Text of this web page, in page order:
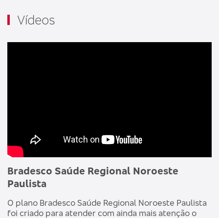
Vídeos
Bradesco Saúde Regional Noroeste
Paulista
O plano Bradesco Saúde Regional Noroeste Paulista
foi criado para atender com ainda mais atenção o